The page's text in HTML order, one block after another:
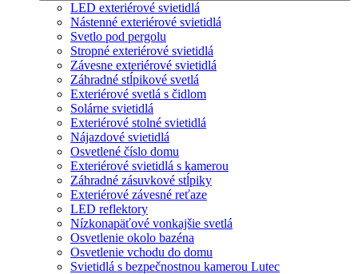
LED exteriérové svietidlá
Nástenné exteriérové svietidlá
Svetlo pod pergolu
Stropné exteriérové svietidlá
Závesne exteriérové svietidlá
Záhradné stĺpikové svetlá
Exteriérové svetlá s čidlom
Solárne svietidlá
Exteriérové stolné svietidlá
Nájazdové svietidlá
Osvetlené číslo domu
Exteriérové svietidlá s kamerou
Záhradné zásuvkové stĺpiky
Exteriérové závesné reťaze
LED reflektory
Nízkonapäťové vonkajšie svetlá
Osvetlenie okolo bazéna
Osvetlenie vchodu do domu
Svietidlá s bezpečnostnou kamerou Lutec